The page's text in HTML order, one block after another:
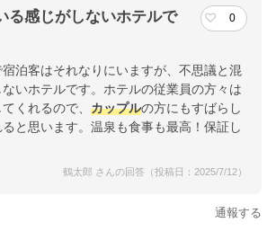
る感じがしないホテルで
0
泊客はそれなりにいますが、不思議と混
いホテルです。ホテルの従業員の方々は
くれるので、 カップルの方にもすばらし
と思います。温泉も食事も最高！保証し
鶴太郎 さんの回答（投稿日：2025/7/12）
通報する